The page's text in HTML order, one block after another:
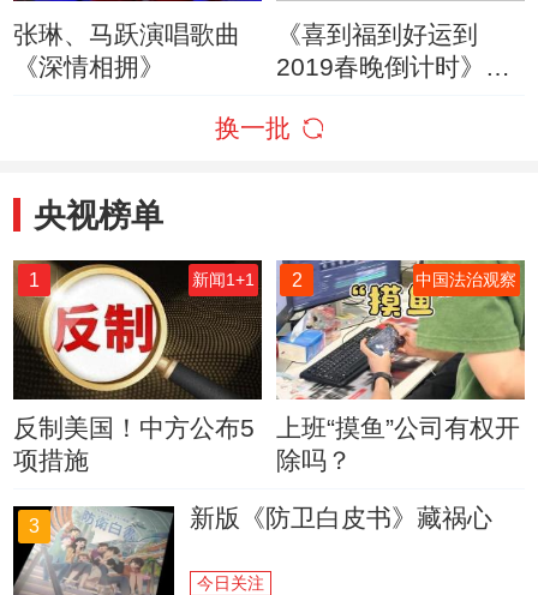
张琳、马跃演唱歌曲
《深情相拥》
《喜到福到好运到
2019春晚倒计时》
换一批
央视榜单
1 新闻1+1
反制美国！中方公布5
项措施
2 中国法治观察
上班“摸鱼”公司有权开
除吗？
3 新版《防卫白皮书》藏祸心
今日关注